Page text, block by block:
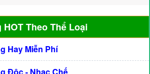
Theo Thể Loại
Hay Miễn Phí